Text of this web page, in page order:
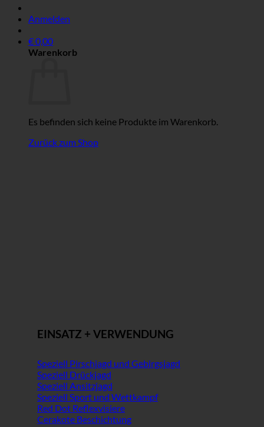
Anmelden
€0,00
Warenkorb
Es befinden sich keine Produkte im Warenkorb.
Zurück zum Shop
EINSATZ + VERWENDUNG
Speziell Pirschjagd und Gebirgsjagd
Speziell Drückjagd
Speziell Ansitzjagd
Speziell Sport und Wettkampf
Red Dot Reflexvisiere
Cerakote Beschichtung